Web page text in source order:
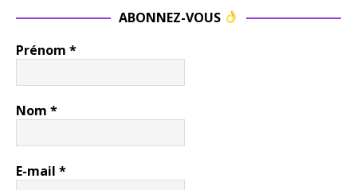
ABONNEZ-VOUS
Prénom *
Nom *
E-mail *